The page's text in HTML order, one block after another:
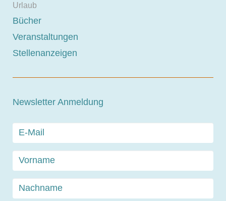
Urlaub
Bücher
Veranstaltungen
Stellenanzeigen
Newsletter Anmeldung